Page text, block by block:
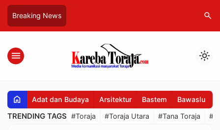
Breaking News search
menu light_mode
home Adat dan Budaya Arsitektur Bastem Bawaslu
TRENDING TAGS #Toraja #Toraja Utara #Tana Toraja